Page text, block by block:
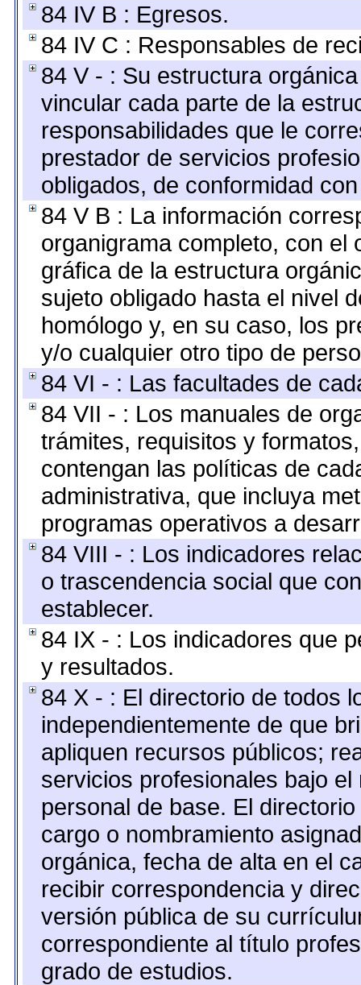
84 IV B : Egresos.
84 IV C : Responsables de
84 V - : Su estructura
vincular cada parte de la
responsabilidades que le
prestador de servicios
obligados, de conformidad
84 V B : La información
organigrama completo, con el
gráfica de la estructura
sujeto obligado hasta el nivel
homólogo y, en su caso, los
y/o cualquier otro tipo de
84 VI - : Las facultades de
84 VII - : Los manuales de
trámites, requisitos y
contengan las políticas de
administrativa, que incluya
programas operativos a
84 VIII - : Los indicadores
o trascendencia social que
establecer.
84 IX - : Los indicadores que
y resultados.
84 X - : El directorio de todos
independientemente de que
apliquen recursos públicos;
servicios profesionales bajo
personal de base. El
cargo o nombramiento
orgánica, fecha de alta en el
recibir correspondencia y
versión pública de su
correspondiente al título
grado de estudios.